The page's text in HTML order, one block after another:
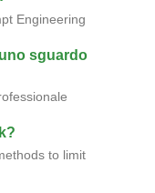
Engineering
sguardo
to limit